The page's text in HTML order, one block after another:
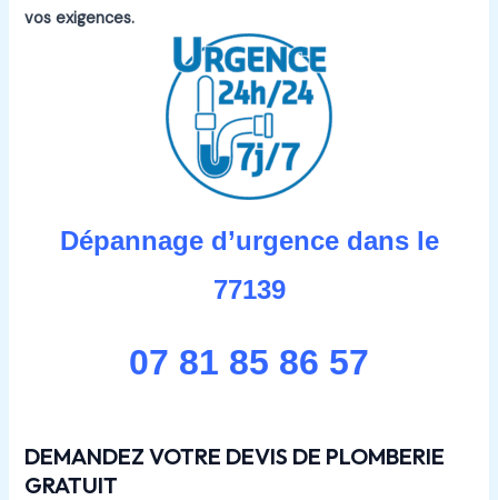
vos exigences.
Dépannage d’urgence dans le
77139
07 81 85 86 57
DEMANDEZ VOTRE DEVIS DE PLOMBERIE
GRATUIT